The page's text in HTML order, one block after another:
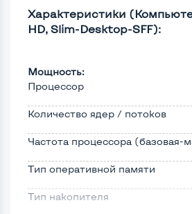
Характеристики
HD, Slim-Desktop-SFF):
Мощность:
Процессор
Количество ядер / потоков
Частота процессора (базовая-
Тип оперативной памяти
Тип накопителя